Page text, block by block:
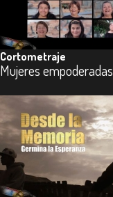
Cortometraje
Mujeres empoderadas